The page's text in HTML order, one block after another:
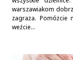
warszawiakom
zagraża.
weźcie...